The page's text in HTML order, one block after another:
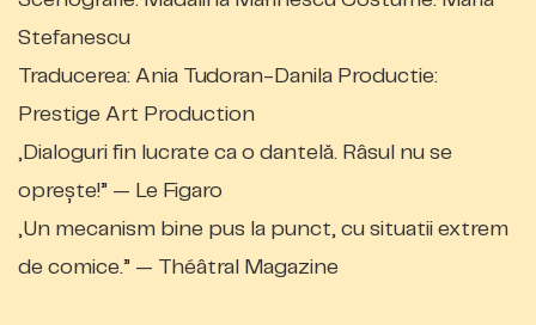
Stefanescu
Traducerea: Ania Tudoran-Danila Productie:
Prestige Art Production
„Dialoguri fin lucrate ca o dantelă. Râsul nu se
oprește!” — Le Figaro
„Un mecanism bine pus la punct, cu situatii extrem
de comice.” — Théâtral Magazine